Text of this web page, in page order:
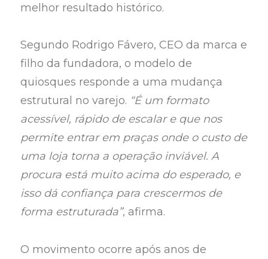
melhor resultado histórico.
Segundo Rodrigo Fávero, CEO da marca e
filho da fundadora, o modelo de
quiosques responde a uma mudança
estrutural no varejo. “É um formato
acessível, rápido de escalar e que nos
permite entrar em praças onde o custo de
uma loja torna a operação inviável. A
procura está muito acima do esperado, e
isso dá confiança para crescermos de
forma estruturada”, afirma.
O movimento ocorre após anos de